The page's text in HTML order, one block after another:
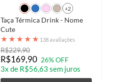
+2
Taça Térmica Drink - Nome
Cute
★ ★ ★ ★ ★ 138 avaliações
R$229,90
R$169,90 26% OFF
3x de R$56,63 sem juros